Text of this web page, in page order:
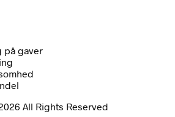
på gaver
All Rights Reserved